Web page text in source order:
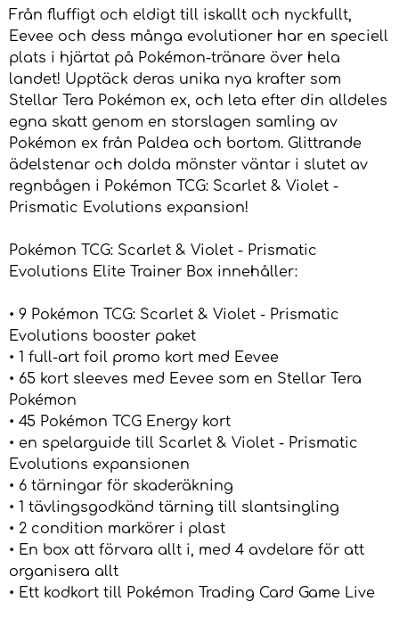
Från fluffigt och eldigt till iskallt och nyckfullt,
Eevee och dess många evolutioner har en speciell
plats i hjärtat på Pokémon-tränare över hela
landet! Upptäck deras unika nya krafter som
Stellar Tera Pokémon ex, och leta efter din alldeles
egna skatt genom en storslagen samling av
Pokémon ex från Paldea och bortom. Glittrande
ädelstenar och dolda mönster väntar i slutet av
regnbågen i Pokémon TCG: Scarlet & Violet -
Prismatic Evolutions expansion!
Pokémon TCG: Scarlet & Violet - Prismatic
Evolutions Elite Trainer Box innehåller:
• 9 Pokémon TCG: Scarlet & Violet - Prismatic
Evolutions booster paket
• 1 full-art foil promo kort med Eevee
• 65 kort sleeves med Eevee som en Stellar Tera
Pokémon
• 45 Pokémon TCG Energy kort
• en spelarguide till Scarlet & Violet - Prismatic
Evolutions expansionen
• 6 tärningar för skaderäkning
• 1 tävlingsgodkänd tärning till slantsingling
• 2 condition markörer i plast
• En box att förvara allt i, med 4 avdelare för att
organisera allt
• Ett kodkort till Pokémon Trading Card Game Live